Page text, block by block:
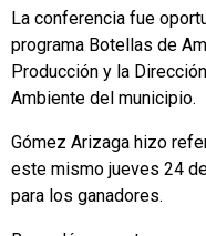
La conferencia fue
programa Botellas de
Producción y la
Ambiente del municipio.
Gómez Arizaga hizo
este mismo jueves 24
para los ganadores.